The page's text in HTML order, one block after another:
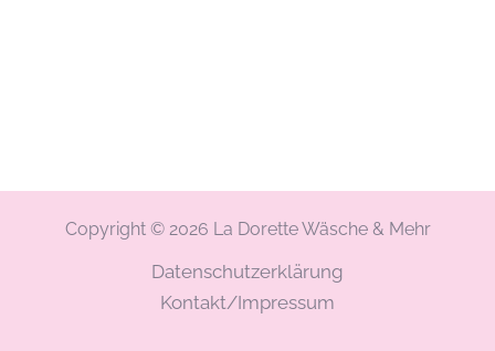
Copyright © 2026 La Dorette Wäsche & Mehr
Datenschutzerklärung
Kontakt/Impressum